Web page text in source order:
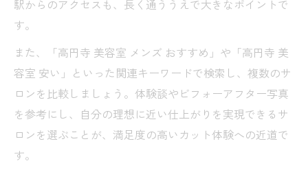
駅からのアクセスも、長く通ううえで大きなポイントで
す。
また、「高円寺 美容室 メンズ おすすめ」や「高円寺 美
容室 安い」といった関連キーワードで検索し、複数のサ
ロンを比較しましょう。体験談やビフォーアフター写真
を参考にし、自分の理想に近い仕上がりを実現できるサ
ロンを選ぶことが、満足度の高いカット体験への近道で
す。